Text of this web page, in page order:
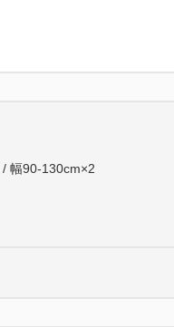
徒歩1分 羽田空港・品
幅90-130cm×2